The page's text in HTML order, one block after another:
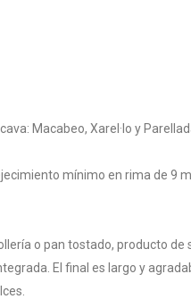
Macabeo, Xarel·lo y
mínimo en rima de 9
o pan tostado, producto de
El final es largo y